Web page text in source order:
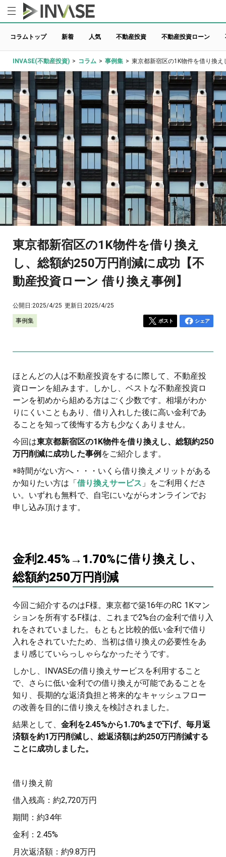
コラムトップ 新着 人気 不動産投資 不動産投資ローン
INVASE(不動産投資) > コラム > 事例集 > 東京都新宿区の1K物件を借り換
東京都新宿区の1K物件を借り換え
し、総額約250万円削減に成功【不
動産投資ローン 借り換え事例】
公開日:2025/4/25 更新日:2025/4/25
事例集 ポスト シェア
ほとんどの人は不動産投資をするに際して、不動産投
資ローンを組みます。しかし、ベストな不動産投資ロ
ーンを初めから組める方はごく少数です。相場がわか
りにくいこともあり、借り入れした後に高い金利であ
ることを知って後悔する方も少なくありません。
今回は東京都新宿区の1K物件を借り換えし、総額約250
万円削減に成功した事例 をご紹介します。
※時間がない方へ・・・いくら借り換えメリットがある
か知りたい方は「借り換えサービス 」をご利用くださ
い。いずれも無料で、自宅にいながらオンラインでお
申し込み頂けます。
金利2.45%→1.70%に借り換えし、
総額約250万円削減
今回ご紹介するのはF様。東京都で築16年のRC 1Kマン
ションを所有するF様は、これまで2%台の金利で借り入
れをされていました。もともと比較的低い金利で借り
入れをされていたため、当初は借り換えの必要性をあ
まり感じていらっしゃらなかったそうです。
しかし、INVASEの借り換えサービスを利用すること
で、さらに低い金利での借り換えが可能であることを
知り、長期的な返済負担と将来的なキャッシュフロー
の改善を目的に借り換えを検討されました。
結果として、 金利を2.45%から1.70%まで下げ、毎月返
済額を約1万円削減し、総返済額は約250万円削減する
ことに成功しました。
借り換え前
借入残高：約2,720万円
期間：約34年
金利：2.45%
月次返済額：約9.8万円